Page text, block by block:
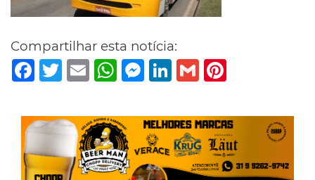
Compartilhar esta notícia:
Facebook
TwitterEmail WhatsAppMessenger
LinkedIn
Gmail